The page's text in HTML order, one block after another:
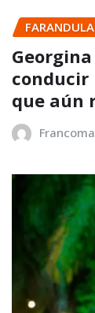
FARANDULA
conducir
que aún